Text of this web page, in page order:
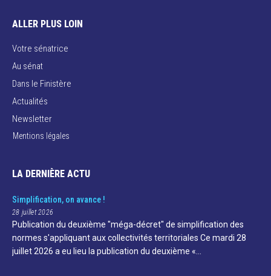
ALLER PLUS LOIN
Votre sénatrice
Au sénat
Dans le Finistère
Actualités
Newsletter
Mentions légales
LA DERNIÈRE ACTU
Simplification, on avance !
28 juillet 2026
Publication du deuxième "méga-décret" de simplification des
normes s'appliquant aux collectivités territoriales Ce mardi 28
juillet 2026 a eu lieu la publication du deuxième «…